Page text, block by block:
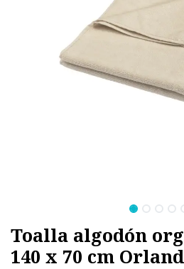
Toalla algodón
140 x 70 cm